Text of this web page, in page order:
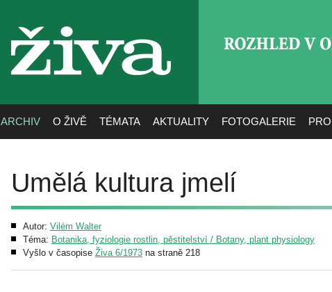
živa
ARCHIV O ŽIVĚ TÉMATA AKTUALITY FOTOGALERIE
Umělá kultura jmelí
Autor: Vilém Walter
Téma: Botanika, fyziologie rostlin, pěstitelství / Botany, plant physiology
Vyšlo v časopise Živa 6/1973 na straně 218